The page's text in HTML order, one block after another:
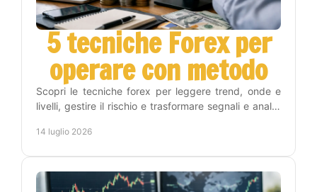
5 tecniche Forex per
operare con metodo
Scopri le tecniche forex per leggere trend, onde e
livelli, gestire il rischio e trasformare segnali e analisi
14 luglio 2026